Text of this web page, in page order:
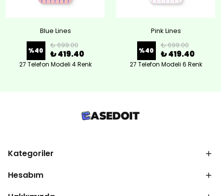
Blue Lines
%40
₺ 699.00
₺ 419.40
27 Telefon Modeli 4 Renk
Pink Lines
%40
₺ 699.00
₺ 419.40
27 Telefon Modeli 6 Renk
Kategoriler
Hesabım